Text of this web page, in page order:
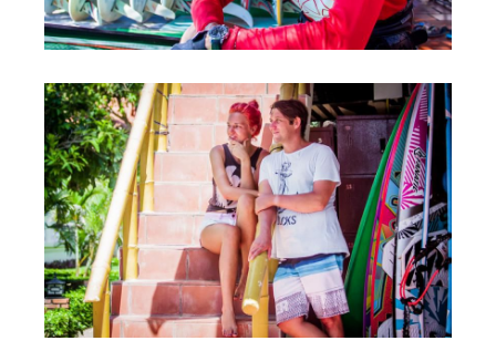
Прокат виндсерфинга и винг фойла
Классический серфинг и SUP
Продажа оборудования
Обучение кайтсерфингу
Система скидок
Обучение Wing Foil